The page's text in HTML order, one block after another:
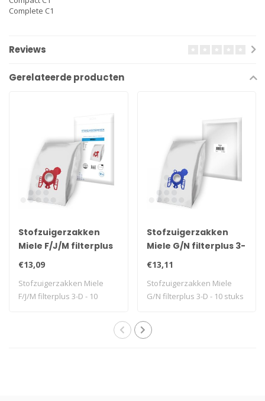
Complete C1
Reviews
Gerelateerde producten
Stofzuigerzakken
Miele F/J/M filterplus
3-D - 10 stuks
€13,09
Stofzuigerzakken Miele
F/J/M filterplus 3-D - 10
Stofzuigerzakken
Miele G/N filterplus 3-
D - 10 stuks
€13,11
Stofzuigerzakken Miele
G/N filterplus 3-D - 10 stuks